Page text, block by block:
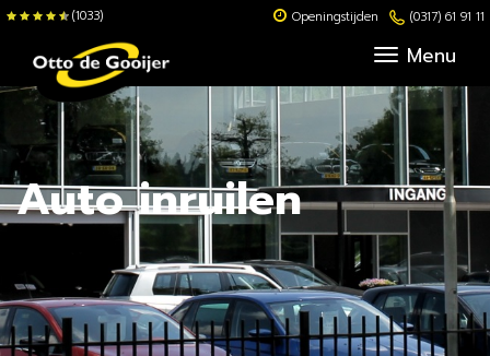
(1033) Openingstijden (0317) 61 91 11
Menu
Auto inruilen